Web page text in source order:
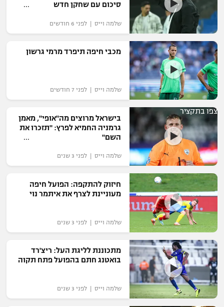
סיכום עם שחקן חדש
שלמה וייס | לפני 6 חודשים
מכבי חיפה תיפרד מרמי גרשון
שלמה וייס | לפני 7 חודשים
צפו בתקציר
בישראל מרוצים מה"אופי", מאמן
גרמניה החמיא לפרץ: "תזכרו את
השם"
שלמה וייס | לפני 3 שנים
חיזוק להתקפה: הפועל חיפה
מעוניינת לצרף את איתמר נוי
שלמה וייס | לפני 3 שנים
מתכוננת לליגת העל: ריצ'רד
בואטנג חתם בהפועל פתח תקוה
שלמה וייס | לפני 3 שנים